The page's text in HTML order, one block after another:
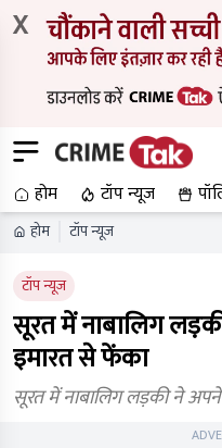
X
होम टॉप न्यूज
होम टॉप न्यूज
टॉप न्यूज
सूरत में नाबालिग
इमारत से फेंका
सूरत में नाबालिग लड़की ने